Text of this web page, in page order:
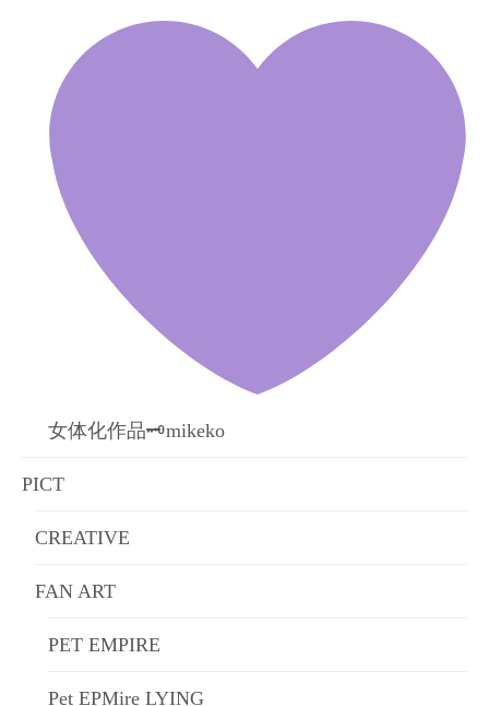
女体化作品🗝mikeko
PICT
CREATIVE
FAN ART
PET EMPIRE
Pet EPMire LYING